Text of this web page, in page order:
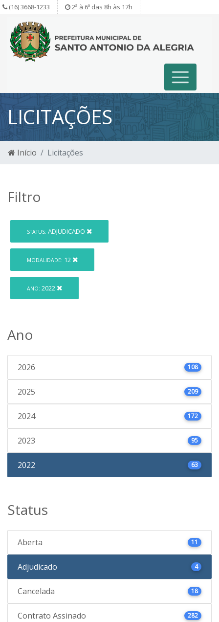
(16) 3668-1233 2ª à 6º das 8h às 17h
LICITAÇÕES
Início Licitações
Filtro
STATUS: ADJUDICADO
MODALIDADE: 12
ANO: 2022
Ano
2026 108
2025 209
2024 172
2023 95
2022 63
Status
Aberta 11
Adjudicado 4
Cancelada 18
Contrato Assinado 282